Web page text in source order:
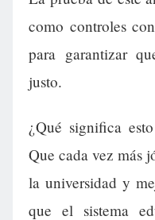
como controles
para garantizar
justo.
¿Qué significa
Que cada vez más
la universidad y
que el sistema